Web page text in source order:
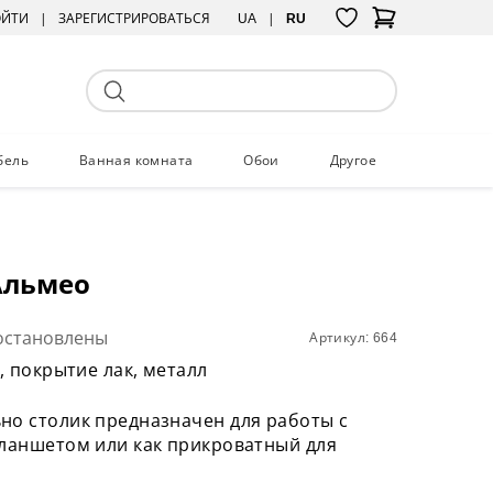
ЗАРЕГИСТРИРОВАТЬСЯ UA RU
Ванная комната Обои Другое
Артикул: 664
покрытие лак, металл
столик предназначен для работы с
или как прикроватный для